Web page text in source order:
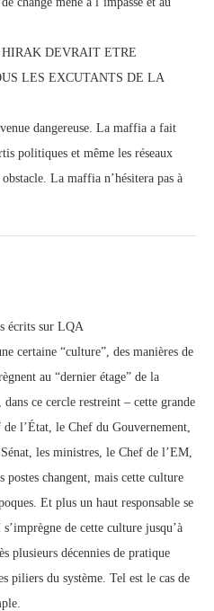
DEVRAIT ETRE
LES EXCUTANTS DE LA
dangereuse. La maffia a fait
politiques et même les réseaux
La maffia n’hésitera pas à
écrits sur LQA
certaine “culture”, des manières de
au “dernier étage” de la
ce cercle restreint – cette grande
l’État, le Chef du Gouvernement,
les ministres, le Chef de l’EM,
changent, mais cette culture
Et plus un haut responsable se
de cette culture jusqu’à
plusieurs décennies de pratique
piliers du système. Tel est le cas de